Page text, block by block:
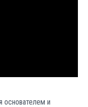
основателем и